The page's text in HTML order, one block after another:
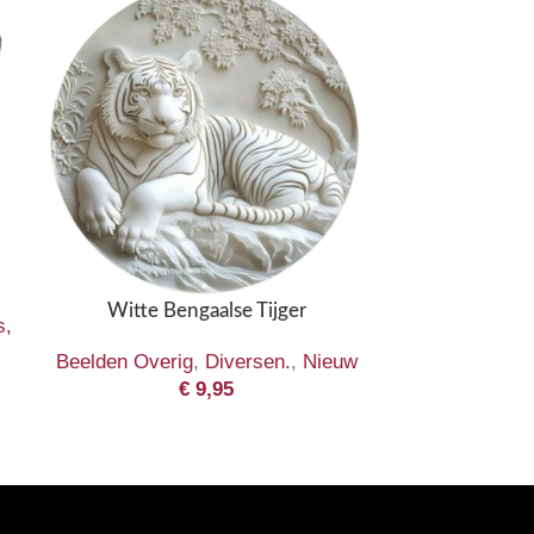
Witte Bengaalse Tijger
Beelden Overig, Diversen., Nieuw
€ 9,95